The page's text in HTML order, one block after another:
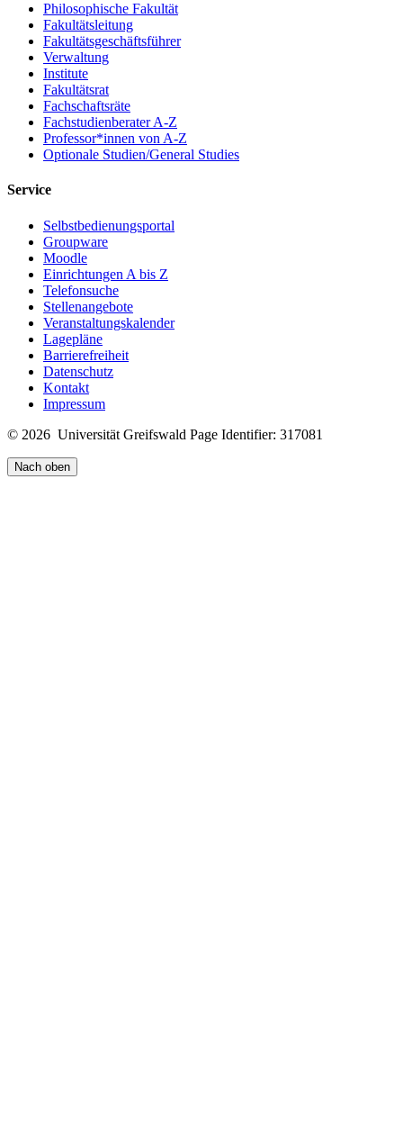
Philosophische Fakultät
Fakultätsleitung
Fakultätsgeschäftsführer
Verwaltung
Institute
Fakultätsrat
Fachschaftsräte
Fachstudienberater A-Z
Professor*innen von A-Z
Optionale Studien/General Studies
Service
Selbstbedienungsportal
Groupware
Moodle
Einrichtungen A bis Z
Telefonsuche
Stellenangebote
Veranstaltungskalender
Lagepläne
Barrierefreiheit
Datenschutz
Kontakt
Impressum
© 2026 Universität Greifswald Page Identifier: 317081
Nach oben